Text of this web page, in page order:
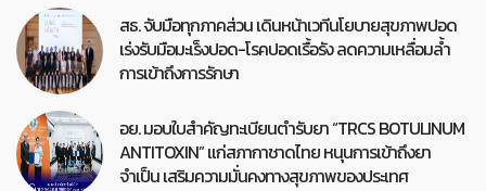
สธ. จับมือทุกภาคส่วน เดินหน้าเวทีนโยบายสุขภาพปอด
เร่งรับมือมะเร็งปอด-โรคปอดเรื้อรัง ลดความเหลื่อมล้ำ
การเข้าถึงการรักษา
อย. มอบใบสำคัญทะเบียนตำรับยา “TRCS BOTULINUM
ANTITOXIN” แก่สภากาชาดไทย หนุนการเข้าถึงยา
จำเป็น เสริมความมั่นคงทางสุขภาพของประเทศ